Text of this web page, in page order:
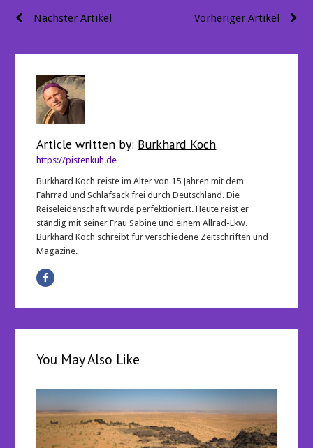
Beitragsnavigation Vorheriger Artikel
Nächster Artikel
Article written by: Burkhard Koch
https://pistenkuh.de
Burkhard Koch reiste im Alter von 15 Jahren mit dem
Fahrrad und Schlafsack frei durch Deutschland. Die
Reiseleidenschaft wurde perfektioniert. Heute reist er
ständig mit seiner Frau Sabine und einem Allrad-Lkw.
Burkhard Koch schreibt für verschiedene Zeitschriften und
Magazine.
You May Also Like